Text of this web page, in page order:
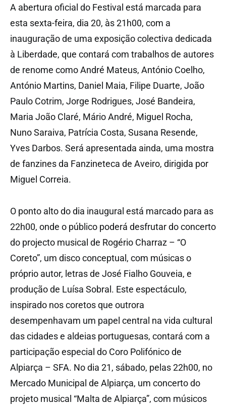
A abertura oficial do Festival está marcada para
esta sexta-feira, dia 20, às 21h00, com a
inauguração de uma exposição colectiva dedicada
à Liberdade, que contará com trabalhos de autores
de renome como André Mateus, António Coelho,
António Martins, Daniel Maia, Filipe Duarte, João
Paulo Cotrim, Jorge Rodrigues, José Bandeira,
Maria João Claré, Mário André, Miguel Rocha,
Nuno Saraiva, Patrícia Costa, Susana Resende,
Yves Darbos. Será apresentada ainda, uma mostra
de fanzines da Fanzineteca de Aveiro, dirigida por
Miguel Correia.
O ponto alto do dia inaugural está marcado para as
22h00, onde o público poderá desfrutar do concerto
do projecto musical de Rogério Charraz – “O
Coreto”, um disco conceptual, com músicas o
próprio autor, letras de José Fialho Gouveia, e
produção de Luísa Sobral. Este espectáculo,
inspirado nos coretos que outrora
desempenhavam um papel central na vida cultural
das cidades e aldeias portuguesas, contará com a
participação especial do Coro Polifónico de
Alpiarça – SFA. No dia 21, sábado, pelas 22h00, no
Mercado Municipal de Alpiarça, um concerto do
projeto musical “Malta de Alpiarça”, com músicos